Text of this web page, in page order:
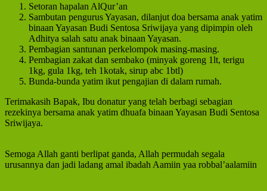
Setoran hapalan AlQur’an
Sambutan pengurus Yayasan, dilanjut doa bersama anak yatim
binaan Yayasan Budi Sentosa Sriwijaya yang dipimpin oleh
Adhitya salah satu anak binaan Yayasan.
Pembagian santunan perkelompok masing-masing.
Pembagian zakat dan sembako (minyak goreng 1lt, terigu
1kg, gula 1kg, teh 1kotak, sirup abc 1btl)
Bunda-bunda yatim ikut pengajian di dalam rumah.
Terimakasih Bapak, Ibu donatur yang telah berbagi sebagian
rezekinya bersama anak yatim dhuafa binaan Yayasan Budi Sentosa
Sriwijaya.
Semoga Allah ganti berlipat ganda, Allah permudah segala
urusannya dan jadi ladang amal ibadah Aamiin yaa robbal’aalamiin